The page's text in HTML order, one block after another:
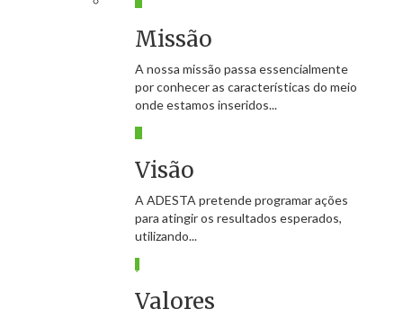
Missão
A nossa missão passa essencialmente
por conhecer as características do meio
onde estamos inseridos...
Visão
A ADESTA pretende programar ações
para atingir os resultados esperados,
utilizando...
Valores